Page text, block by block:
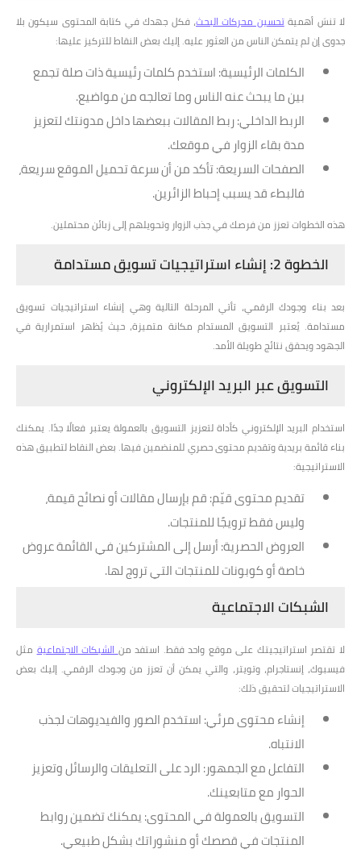
لا تنسَ أهميةتحسين محركات البحث، فكل جهدك في كتابة المحتوى سيكون بلا
جدوى إن لم يتمكن الناس من العثور عليه. إليك بعض النقاط للتركيز عليها:
الكلمات الرئيسية: استخدم كلمات رئيسية ذات صلة تجمع
بين ما يبحث عنه الناس وما تعالجه من مواضيع.
الربط الداخلي: ربط المقالات ببعضها داخل مدونتك لتعزيز
مدة بقاء الزوار في موقعك.
الصفحات السريعة: تأكد من أن سرعة تحميل الموقع سريعة،
فالبطء قد يسبب إحباط الزائرين.
هذه الخطوات تعزز من فرصك في جذب الزوار وتحويلهم إلى زبائن محتملين.
الخطوة 2: إنشاء استراتيجيات تسويق مستدامة
بعد بناء وجودك الرقمي، تأتي المرحلة التالية وهي إنشاء استراتيجيات تسويق
مستدامة. يُعتبر التسويق المستدام مكانة متميزة، حيث يُظهر استمرارية في
الجهود ويحقق نتائج طويلة الأمد.
التسويق عبر البريد الإلكتروني
استخدام البريد الإلكتروني كأداة لتعزيز التسويق بالعمولة يعتبر فعالًا جدًا. يمكنك
بناء قائمة بريدية وتقديم محتوى حصري للمنضمين فيها. بعض النقاط لتطبيق هذه
الاستراتيجية:
تقديم محتوى قيّم: قم بإرسال مقالات أو نصائح قيمة،
وليس فقط ترويجًا للمنتجات.
العروض الحصرية: أرسل إلى المشتركين في القائمة عروض
خاصة أو كوبونات للمنتجات التي تروج لها.
الشبكات الاجتماعية
لا تقتصر استراتيجيتك على موقع واحد فقط. استفد منالشبكات الاجتماعيةمثل
فيسبوك، إنستاجرام، وتويتر، والتي يمكن أن تعزز من وجودك الرقمي. إليك بعض
الاستراتيجيات لتحقيق ذلك:
إنشاء محتوى مرئي: استخدم الصور والفيديوهات لجذب
الانتباه.
التفاعل مع الجمهور: الرد على التعليقات والرسائل وتعزيز
الحوار مع متابعينك.
التسويق بالعمولة في المحتوى: يمكنك تضمين روابط
المنتجات في قصصك أو منشوراتك بشكل طبيعي.